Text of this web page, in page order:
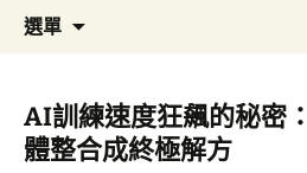
選單
要
內
容
AI訓練速度狂飆的秘密
體整合成終極解方